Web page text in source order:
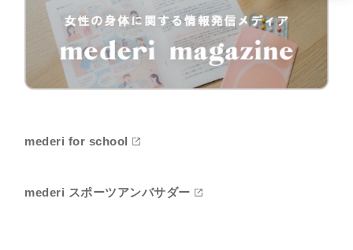
mederi for school
mederi スポーツアンバサダー